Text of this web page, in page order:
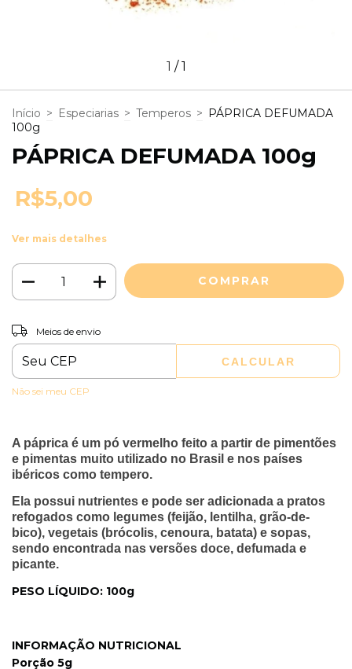
1 /1
Início > Especiarias > Temperos > PÁPRICA DEFUMADA
100g
PÁPRICA DEFUMADA 100g
R$5,00
Ver mais detalhes
Entregas para o CEP:
Meios de envio
CALCULAR
Não sei meu CEP
A páprica é um pó vermelho feito a partir de pimentões
e pimentas muito utilizado no Brasil e nos países
ibéricos como tempero.
Ela possui nutrientes e pode ser adicionada a pratos
refogados como legumes (feijão, lentilha, grão-de-
bico), vegetais (brócolis, cenoura, batata) e sopas,
sendo encontrada nas versões doce, defumada e
picante.
PESO LÍQUIDO: 100g
INFORMAÇÃO NUTRICIONAL
Porção 5g